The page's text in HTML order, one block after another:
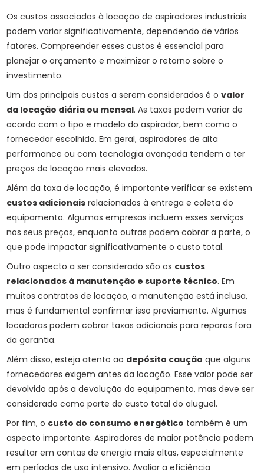
Os custos associados à locação de aspiradores industriais
podem variar significativamente, dependendo de vários
fatores. Compreender esses custos é essencial para
planejar o orçamento e maximizar o retorno sobre o
investimento.
Um dos principais custos a serem considerados é ovalor
da locação diária ou mensal. As taxas podem variar de
acordo com o tipo e modelo do aspirador, bem como o
fornecedor escolhido. Em geral, aspiradores de alta
performance ou com tecnologia avançada tendem a ter
preços de locação mais elevados.
Além da taxa de locação, é importante verificar se existem
custos adicionais relacionados à entrega e coleta do
equipamento. Algumas empresas incluem esses serviços
nos seus preços, enquanto outras podem cobrar a parte, o
que pode impactar significativamente o custo total.
Outro aspecto a ser considerado são os custos
relacionados à manutenção e suporte técnico. Em
muitos contratos de locação, a manutenção está inclusa,
mas é fundamental confirmar isso previamente. Algumas
locadoras podem cobrar taxas adicionais para reparos fora
da garantia.
Além disso, esteja atento ao depósito caução que alguns
fornecedores exigem antes da locação. Esse valor pode ser
devolvido após a devolução do equipamento, mas deve ser
considerado como parte do custo total do aluguel.
Por fim, o custo do consumo energético também é um
aspecto importante. Aspiradores de maior potência podem
resultar em contas de energia mais altas, especialmente
em períodos de uso intensivo. Avaliar a eficiência